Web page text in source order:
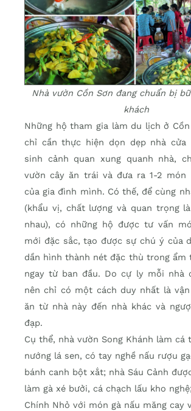
Nhà vườn Cồn Sơn đang chuẩn bị
khách
Những hộ tham gia làm du lịch ở
chỉ cần thực hiện dọn dẹp nhà cửa
sinh cảnh quan xung quanh nhà,
vườn cây ăn trái và đưa ra 1-2 món
của gia đình mình. Có thế, để cùng
(khẩu vị, chất lượng và quan trọng
nhau), có những hộ được tư vấn
mới đặc sắc, tạo được sự chú ý của
dần hình thành nét đặc thù trong ẩm
ngay từ ban đầu. Do cự ly mỗi nhà
nên chỉ có một cách duy nhất là
ăn từ nhà này đến nhà khác và
đạp.
Cụ thể, nhà vườn Song Khánh làm cá
nướng lá sen, có tay nghề nấu rượu
bánh canh bột xắt; nhà Sáu Cảnh
làm gà xé bưởi, cá chạch lấu kho
Chính Nhỏ với món gà nấu măng cay